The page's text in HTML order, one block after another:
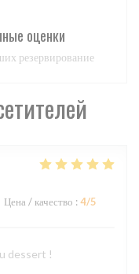
Цена / качество : 4/5
dessert !
оценки
резервирование